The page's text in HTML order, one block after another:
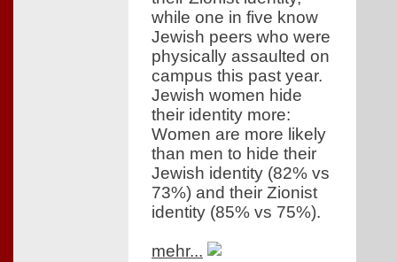
while one in five know
Jewish peers who were
physically assaulted on
campus this past year.
Jewish women hide
their identity more:
Women are more likely
than men to hide their
Jewish identity (82% vs
73%) and their Zionist
identity (85% vs 75%).
mehr...